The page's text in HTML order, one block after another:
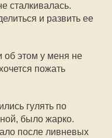
сталкивалась.
и развить ее
об этом у меня не
пожать
гулять по
было жарко.
после ливневых